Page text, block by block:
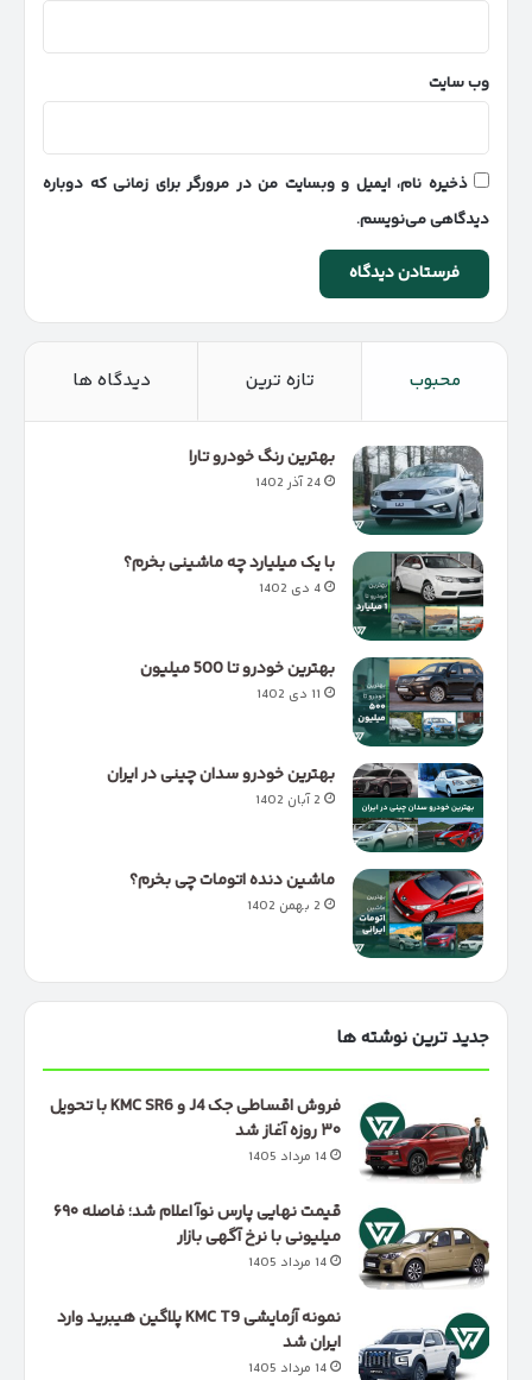
وب‌ سایت
ذخیره نام، ایمیل و وبسایت من در مرورگر برای زمانی که دوباره
دیدگاهی می‌نویسم.
محبوب تازه ترین دیدگاه ها
بهترین رنگ خودرو تارا
24 آذر 1402
با یک میلیارد چه ماشینی بخرم؟
4 دی 1402
بهترین خودرو تا 500 میلیون
11 دی 1402
بهترین خودرو سدان چینی در ایران
2 آبان 1402
ماشین دنده اتومات چی بخرم؟
2 بهمن 1402
جدید ترین نوشته ها
فروش اقساطی جک J4 و KMC SR6 با تحویل
۳۰ روزه آغاز شد
14 مرداد 1405
قیمت نهایی پارس نوآ اعلام شد؛ فاصله ۶۹۰
میلیونی با نرخ آگهی بازار
14 مرداد 1405
نمونه آزمایشی KMC T9 پلاگین هیبرید وارد
ایران شد
14 مرداد 1405